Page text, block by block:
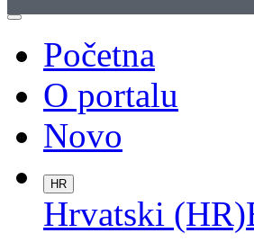
Početna
O portalu
Novo
HR
Hrvatski (HR)